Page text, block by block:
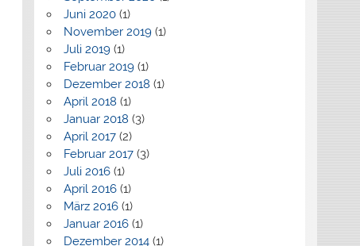
Juni 2020(1)
November 2019(1)
Juli 2019(1)
Februar 2019(1)
Dezember 2018 (1)
April 2018 (1)
Januar 2018 (3)
April 2017(2)
Februar 2017(3)
Juli 2016(1)
April 2016(1)
März 2016(1)
Januar 2016(1)
Dezember 2014(1)